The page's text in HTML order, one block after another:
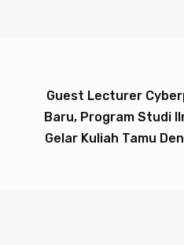
Guest Lecturer
Baru, Program Studi
Gelar Kuliah Tamu